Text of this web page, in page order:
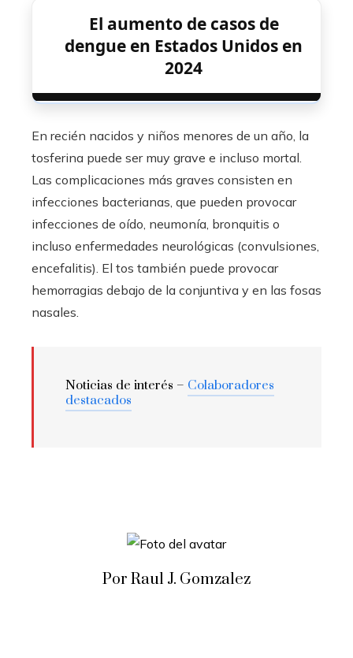
El aumento de casos de
dengue en Estados Unidos en
2024
En recién nacidos y niños menores de un año, la
tosferina puede ser muy grave e incluso mortal.
Las complicaciones más graves consisten en
infecciones bacterianas, que pueden provocar
infecciones de oído, neumonía, bronquitis o
incluso enfermedades neurológicas (convulsiones,
encefalitis). El tos también puede provocar
hemorragias debajo de la conjuntiva y en las fosas
nasales.
Noticias de interés – Colaboradores
destacados
Por Raul J. Gomzalez